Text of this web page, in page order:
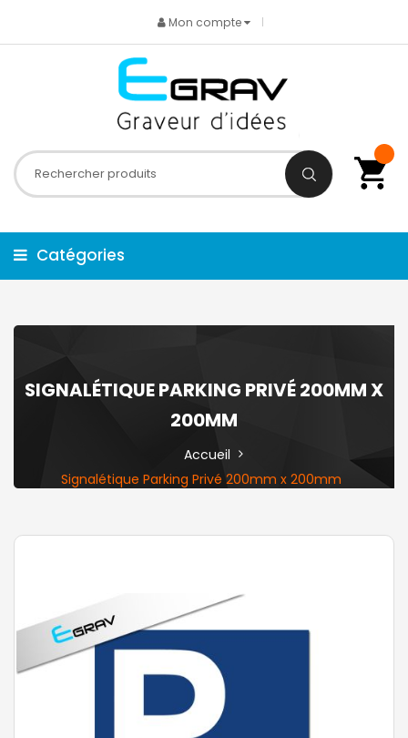
Mon compte
Catégories
SIGNALÉTIQUE PARKING PRIVÉ 200MM X
200MM
Accueil
Signalétique Parking Privé 200mm x 200mm